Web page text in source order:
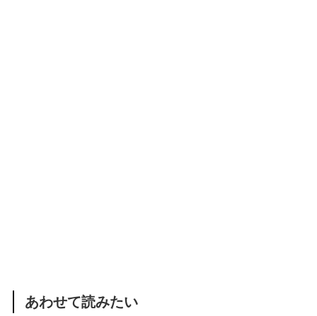
あわせて読みたい